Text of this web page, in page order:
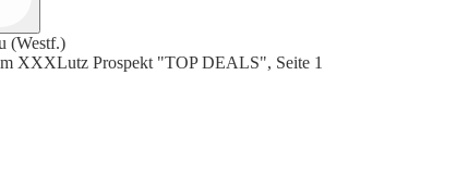
(Westf.)
XXXLutz Prospekt "TOP DEALS", Seite 1